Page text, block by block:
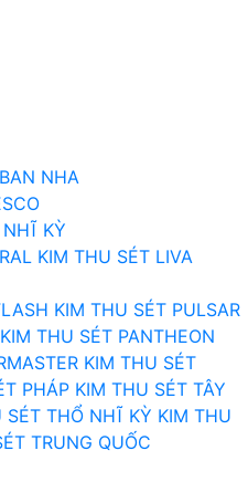
NHA
NHĨ KỲ
KIM THU SÉT LIVA
KIM THU SÉT PULSAR
KIM THU SÉT PANTHEON
KIM THU SÉT
PHÁP KIM THU SÉT TÂY
SÉT THỔ NHĨ KỲ KIM THU
TRUNG QUỐC